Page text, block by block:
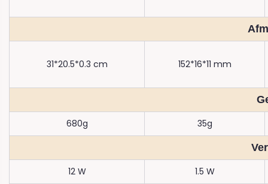
31*20.5*0.3 cm 152*16*11 mm
680g
35g
12 W
1.5 W